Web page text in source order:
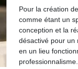
Pour la création
comme étant un
conception et la
désactivé pour un
en un lieu
professionnalisme.